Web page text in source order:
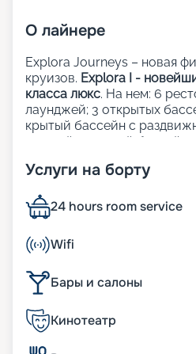
О лайнере
Explora Journeys – новая
круизов. Explora I -
класса люкс. На нем: 6
лаунджей; 3 открытых
крытый бассейн с
крышей; 1 крытый
Школа кулинарного
Прачечная; Медицинский
Рестораны, бары и
Кулинарные шедевры на
объединяют лучшие
и ужину уникальность и
от того, где вы решите
Услуги на борту
24 hours room service
Wifi
Бары и салоны
Кинотеатр